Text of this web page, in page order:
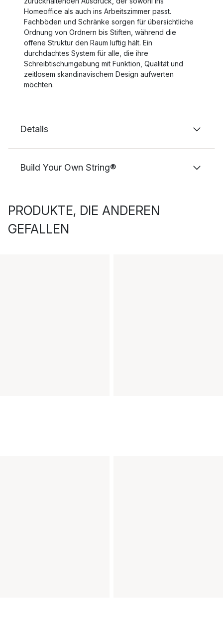
Homeoffice als auch ins Arbeitszimmer passt.
Fachböden und Schränke sorgen für übersichtliche
Ordnung von Ordnern bis Stiften, während die
offene Struktur den Raum luftig hält. Ein
durchdachtes System für alle, die ihre
Schreibtischumgebung mit Funktion, Qualität und
zeitlosem skandinavischem Design aufwerten
möchten.
Details
Build Your Own String®
PRODUKTE, DIE ANDEREN
GEFALLEN